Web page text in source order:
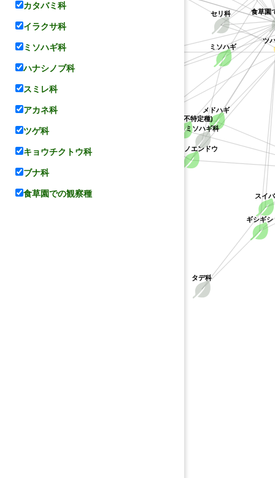
ツバ
メドハギ
カラスノエンドウ
タデ科
スイバ
ギシギシ
バラ科
セリ科
ミソハギ科
ミソハギ
(ハギ属の不特定種)
食草
カタバミ科
イラクサ科
ミソハギ科
ハナシノブ科
スミレ科
アカネ科
ツゲ科
キョウチクトウ科
ブナ科
食草園での観察種